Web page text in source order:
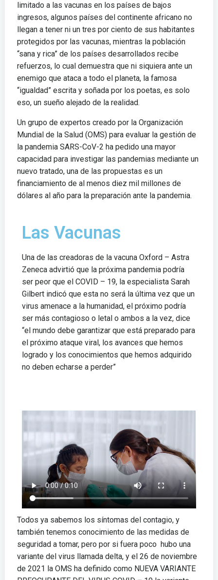
limitado a las vacunas en los países de bajos
ingresos, algunos países del continente africano no
llegan a tener ni un tres por ciento de sus habitantes
protegidos por las vacunas, mientras la población
“sana y rica” de los países desarrollados recibe
refuerzos, lo cual demuestra que ni siquiera ante un
enemigo que ataca a todo el planeta, la famosa
“igualdad” escrita y soñada por los poetas, es solo
eso, un sueño alejado de la realidad.
Un grupo de expertos creado por la Organización
Mundial de la Salud (OMS) para evaluar la gestión de
la pandemia SARS-CoV-2 ha pedido una mayor
capacidad para investigar las pandemias mediante un
nuevo tratado, una de las propuestas es un
financiamiento de al menos diez mil millones de
dólares al año para la preparación ante la pandemia.
Las Vacunas
Una de las creadoras de la vacuna Oxford – Astra
Zeneca advirtió que la próxima pandemia podría
ser peor que el COVID – 19, la especialista Sarah
Gilbert indicó que esta no será la última vez que un
virus amenace a la humanidad, el próximo podría
ser más contagioso o letal o ambos a la vez, dice
“el mundo debe garantizar que está preparado para
el próximo ataque viral, los avances que hemos
logrado y los conocimientos que hemos adquirido
no deben echarse a perder”
Todos ya sabemos los síntomas del contagio, y
también tenemos conocimiento de las medidas de
seguridad a tomar, pero por si fuera poco hubo una
variante del virus llamada delta, y el 26 de noviembre
de 2021 la OMS ha definido como NUEVA VARIANTE